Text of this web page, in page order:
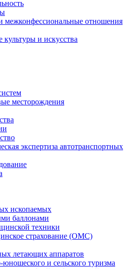
отношения
и искусства
месторождения
экспертиза автотранспортных
ископаемых
баллонами
техники
страхование (ОМС)
летающих аппаратов
и сельского туризма